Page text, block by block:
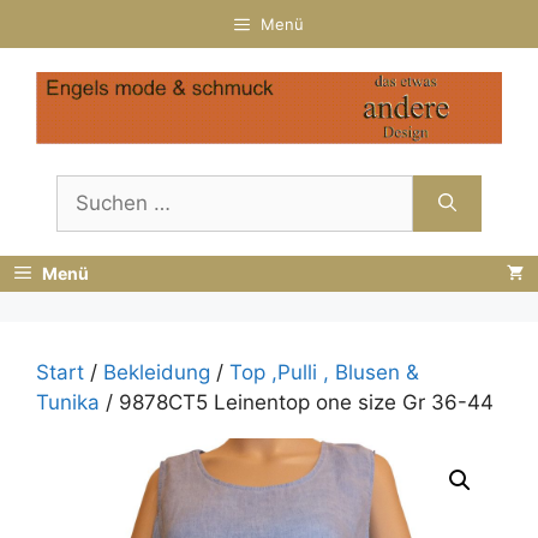
Inhalt
springen
Menü
nach:
Menü
Start / Bekleidung / Top ,Pulli , Blusen &
Tunika / 9878CT5 Leinentop one size Gr 36-44